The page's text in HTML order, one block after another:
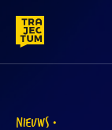
content
NIEUWS